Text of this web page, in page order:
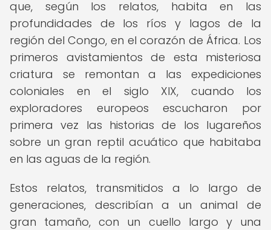
que, según los relatos, habita en las
profundidades de los ríos y lagos de la
región del Congo, en el corazón de África. Los
primeros avistamientos de esta misteriosa
criatura se remontan a las expediciones
coloniales en el siglo XIX, cuando los
exploradores europeos escucharon por
primera vez las historias de los lugareños
sobre un gran reptil acuático que habitaba
en las aguas de la región.
Estos relatos, transmitidos a lo largo de
generaciones, describían a un animal de
gran tamaño, con un cuello largo y una